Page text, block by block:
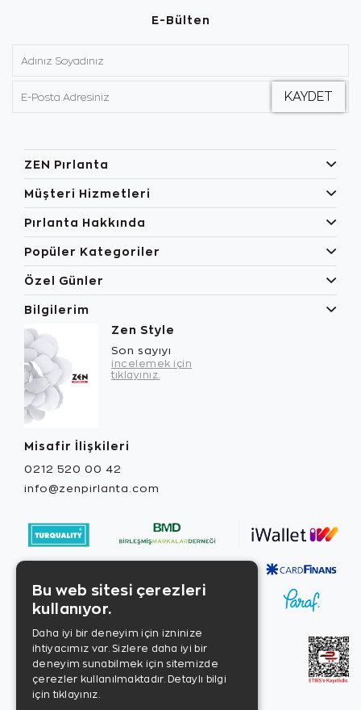
E-Bülten
ZEN Pırlanta
Müşteri Hizmetleri
Pırlanta Hakkında
Popüler Kategoriler
Özel Günler
Bilgilerim
Zen Style
Son sayıyı
incelemek için
tıklayınız.
Misafir İlişkileri
0212 520 00 42
info@zenpirlanta.com
Bu web sitesi çerezleri
kullanıyor.
Daha iyi bir deneyim için izninize
ihtiyacımız var. Sizlere daha iyi bir
deneyim sunabilmek için sitemizde
çerezler kullanılmaktadır. Detaylı bilgi
için tıklayınız.